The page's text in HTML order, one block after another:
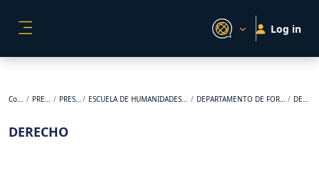
Log in
Courses PREGRADO PRESENCIAL ESCUELA DE HUMANIDADES Y ESTUDIOS SOCIALES DEPARTAMENTO DE FORMACIÓN LASALLISTA DERECHO
DERECHO